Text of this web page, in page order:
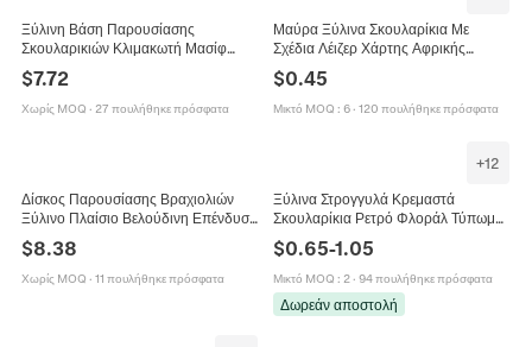
Ξύλινη Βάση Παρουσίασης
Σκουλαρικιών Κλιμακωτή Μασίφ
Κοσμημάτων Για Κάρτες
Σκουλαρικιών
$7.72
Χωρίς MOQ · 27 πουλήθηκε πρόσφατα
Μαύρα Ξύλινα Σκουλαρίκια Με
Σχέδια Λέιζερ Χάρτης Αφρικής
Μποέμ Στυλ Κοσμήματα
$0.45
Μικτό MOQ : 6· 120 πουλήθηκε πρόσφατα
Δίσκος Παρουσίασης Βραχιολιών
Ξύλινο Πλαίσιο Βελούδινη Επένδυση
Πολλαπλές Θέσεις Οργάνωση
Κοσμημάτων Κομψό
$8.38
Χωρίς MOQ · 11 πουλήθηκε πρόσφατα
+12
Ξύλινα Στρογγυλά Κρεμαστά
Σκουλαρίκια Ρετρό Φλοράλ Τύπωμα
Γράμματα Τάξης Δώρο Δασκάλου
Μποέμ Βιντάζ Γυναίκες
$0.65-1.05
Μικτό MOQ : 2· 94 πουλήθηκε πρόσφατα
Δωρεάν αποστολή